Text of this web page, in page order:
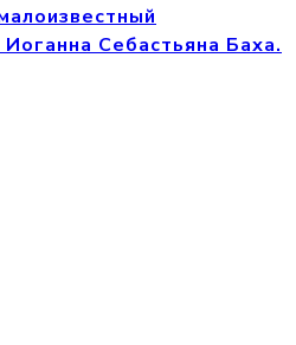
Себастьяна Баха.